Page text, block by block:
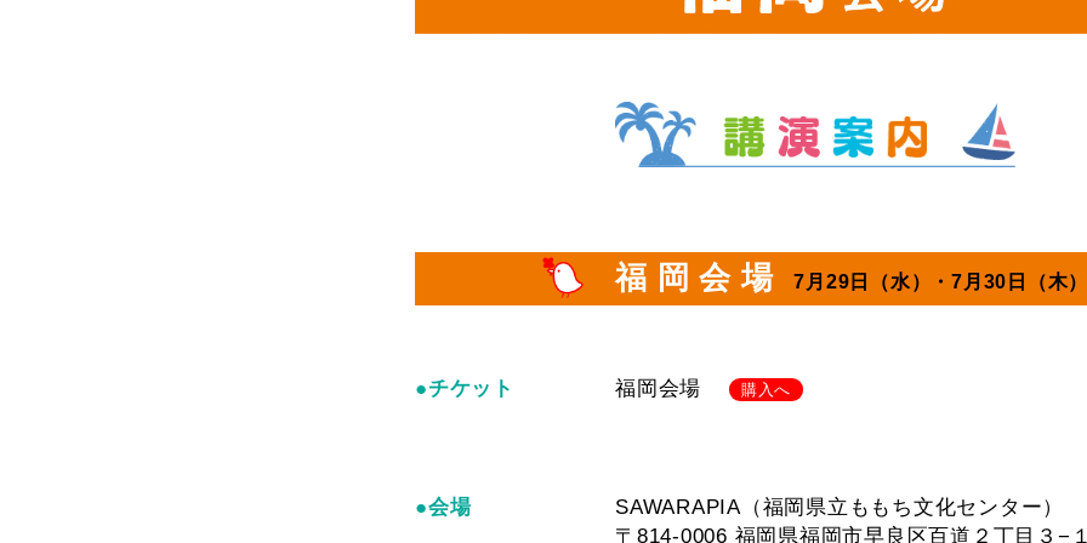
福 岡 会 場7月29日（水）・7月30日（木
●チケット 福岡会場 購入へ
●会場
SAWARAPIA（福岡県立ももち文化センター）
〒814-0006 福岡県福岡市早良区百道２丁目３−